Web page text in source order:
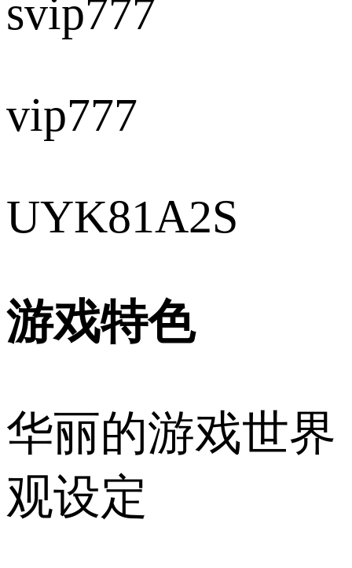
svip777
vip777
UYK81A2S
游戏特色
华丽的游戏世界
观设定